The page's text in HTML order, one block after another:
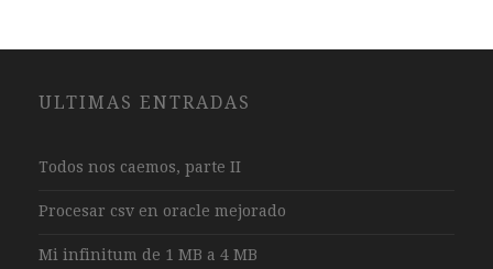
ULTIMAS ENTRADAS
Todos nos caemos, parte II
Procesar csv en oracle mejorado
Mi infinitum de 1 MB a 4 MB